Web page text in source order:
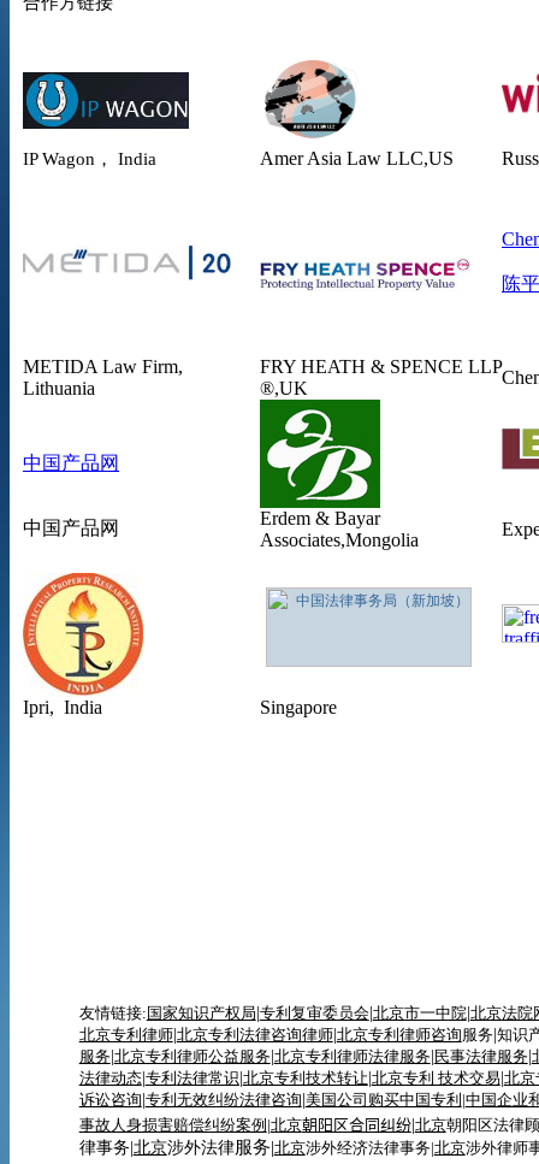
IP Wagon， India Amer Asia Law LLC,US
陈
METIDA Law Firm,
Lithuania
FRY HEATH & SPENCE LLP
®,UK
中国产品网
中国产品网
Erdem & Bayar
Associates,Mongolia
Ipri, India Singapore
友情链接: 国家知识产权局 专利复审委员会| 北京市一中院| 北京法院
北京专利律师| 北京专利法律咨询律师| 北京专利律师咨询服务| 知识
服务| 北京专利律师公益服务| 北京专利律师法律服务| 民事法律服务|
法律动态| 专利 法律常识 北京专利技术转让 北京专利 技术交易| 北京
诉讼咨询 专利无效纠纷法律咨询 美国公司购买中国专利 |中国企业
事故人身损害赔偿纠纷案例 |北京朝阳区合同纠纷| 北京朝阳区法律
律事务| 北京涉外法律服务|北京涉外经济法律事务|北京涉外律师